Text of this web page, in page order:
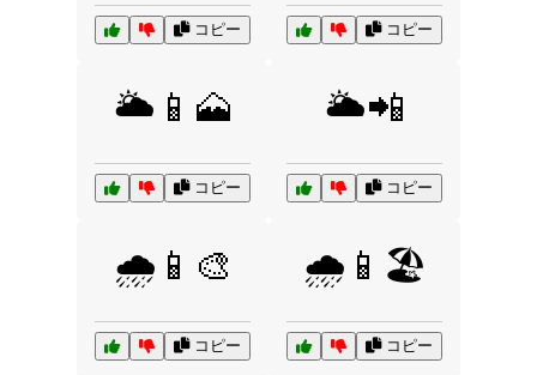
コピー コピー
🌥️📱🗻
コピー
🌥️📲
コピー
🌧️📱🎨
コピー
🌧️📱🏖️
コピー